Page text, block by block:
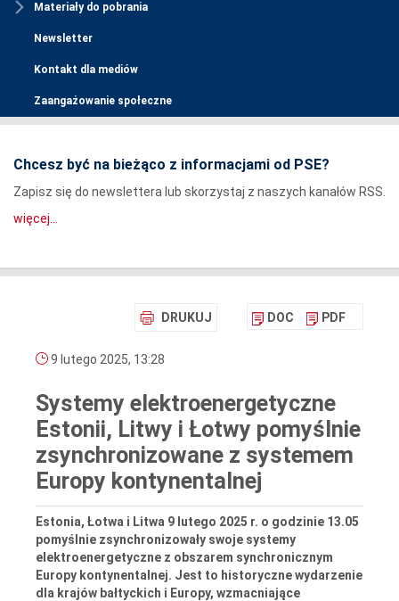
Materiały do pobrania
Newsletter
Kontakt dla mediów
Zaangażowanie społeczne
Chcesz być na bieżąco z informacjami od PSE?
Zapisz się do newslettera lub skorzystaj z naszych kanałów RSS.
więcej...
DRUKUJ DOC PDF
9 lutego 2025, 13:28
Systemy elektroenergetyczne
Estonii, Litwy i Łotwy pomyślnie
zsynchronizowane z systemem
Europy kontynentalnej
Estonia, Łotwa i Litwa 9 lutego 2025 r. o godzinie 13.05
pomyślnie zsynchronizowały swoje systemy
elektroenergetyczne z obszarem synchronicznym
Europy kontynentalnej. Jest to historyczne wydarzenie
dla krajów bałtyckich i Europy, wzmacniające